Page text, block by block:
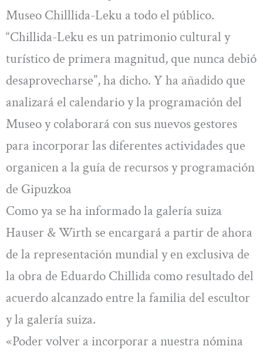
Museo Chilllida-Leku a todo el público.
“Chillida-Leku es un patrimonio cultural y
turístico de primera magnitud, que nunca debió
desaprovecharse”, ha dicho. Y ha añadido que
analizará el calendario y la programación del
Museo y colaborará con sus nuevos gestores
para incorporar las diferentes actividades que
organicen a la guía de recursos y programación
de Gipuzkoa
Como ya se ha informado la galería suiza
Hauser & Wirth se encargará a partir de ahora
de la representación mundial y en exclusiva de
la obra de Eduardo Chillida como resultado del
acuerdo alcanzado entre la familia del escultor
y la galería suiza.
«Poder volver a incorporar a nuestra nómina